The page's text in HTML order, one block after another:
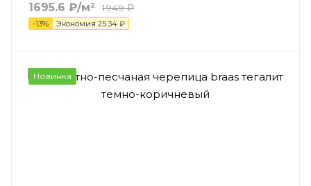
1695.6 ₽/м² 1949 ₽
-13% Экономия 25.34 ₽
Новинка